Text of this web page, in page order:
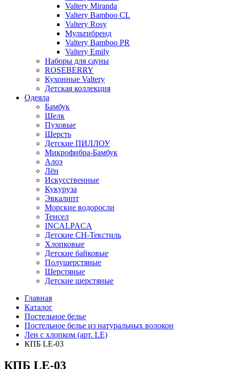
Valtery Miranda
Valtery Bamboo CL
Valtery Rosy
Мультибренд
Valtery Bamboo PR
Valtery Emily
Наборы для сауны
ROSEBERRY
Кухонные Valtery
Детская коллекция
Одеяла
Бамбук
Шелк
Пуховые
Шерсть
Детские ПИЛЛОУ
Микрофибра-Бамбук
Алоэ
Лён
Искусственные
Кукуруза
Эвкалипт
Морские водоросли
Тенсел
INCALPACA
Детские СН-Текстиль
Хлопковые
Детские байковые
Полушерстяные
Шерстяные
Детские шерстяные
Главная
Каталог
Постельное белье
Постельное белье из натуральных волокон
Лен с хлопком (арт. LE)
КПБ LE-03
КПБ LE-03